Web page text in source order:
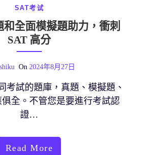
SAT考试
和全面模擬題助力，衝刺
SAT 高分
On 2024年8月27日
考試的題庫，真題、模擬題、
全。不管您是要進行考試認
證…
Read More